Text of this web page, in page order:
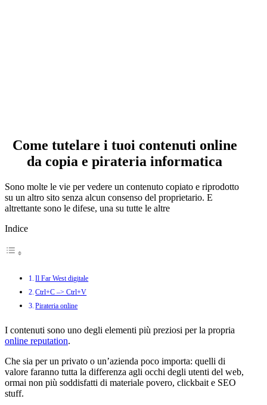
Come tutelare i tuoi contenuti online
da copia e pirateria informatica
Sono molte le vie per vedere un contenuto copiato e riprodotto
su un altro sito senza alcun consenso del proprietario. E
altrettante sono le difese, una su tutte le altre
Indice
Il Far West digitale
Ctrl+C –> Ctrl+V
Pirateria online
I contenuti sono uno degli elementi più preziosi per la propria
online reputation.
Che sia per un privato o un’azienda poco importa: quelli di
valore faranno tutta la differenza agli occhi degli utenti del web,
ormai non più soddisfatti di materiale povero, clickbait e SEO
stuff.